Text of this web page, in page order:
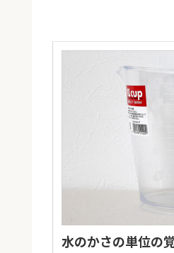
水のかさの単位の